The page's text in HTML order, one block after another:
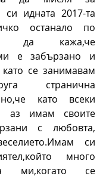
си идната 2017-та
останало по
да кажа,че
е забързано и
се занимавам
странична
като всеки
аз имам своите
с любовта,
си
много
ми,когато се